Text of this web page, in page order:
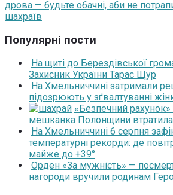
дрова — будьте обачні, аби не
шахраїв
Популярні пости
На щиті до Берездівської
Захисник України Тарас Щур
На Хмельниччині затримали
підозрюють у зґвалтуванні
«Безпечний
мешканка Полонщини втратила
На Хмельниччині 6 серпня
температурні рекорди: де
майже до +39°
Орден «За мужність» —
нагороди вручили родинам